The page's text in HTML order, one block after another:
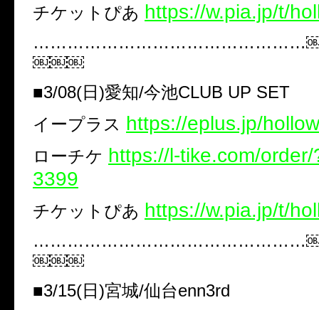
チケットぴあ ​ https://w.pia.jp/t/
￼￼￼
■3/08(日)愛知/今池CLUB UP SET
イープラス https://eplus.jp/
ローチケ https://l-tike.com/
3399
チケットぴあ ​ https://w.pia.jp/t/
￼￼￼
■3/15(日)宮城/仙台enn3rd